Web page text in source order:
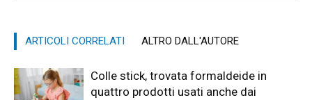
ARTICOLI CORRELATI ALTRO DALL'AUTORE
Colle stick, trovata formaldeide in
quattro prodotti usati anche dai